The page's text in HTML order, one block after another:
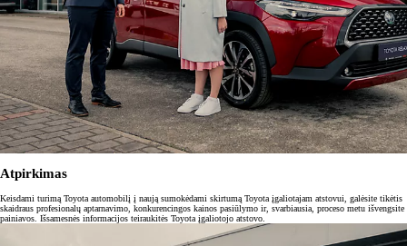
Atpirkimas
Keisdami turimą Toyota automobilį į naują sumokėdami skirtumą Toyota įgaliotajam atstovui, galėsite tikėtis
skaidraus profesionalų aptarnavimo, konkurencingos kainos pasiūlymo ir, svarbiausia, proceso metu išvengsite
painiavos. Išsamesnės informacijos teiraukitės Toyota įgaliotojo atstovo.